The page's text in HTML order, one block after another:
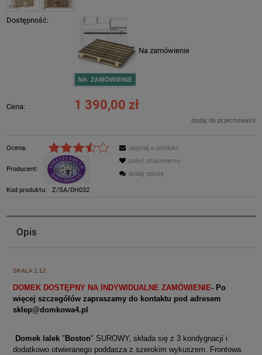
Dostępność:
Na zamówienie
Cena: 1 390,00 zł
dodaj do przechowalni
Ocena:
Producent:
Kod produktu: Z/SA/DH032
zapytaj o produkt
poleć znajomemu
dodaj opinię
Opis
SKALA 1:12
DOMEK DOSTĘPNY NA INDYWIDUALNE ZAMÓWIENIE- Po
więcej szczegółów zapraszamy do kontaktu pod adresem
sklep@domkowa4.pl
Domek lalek " Boston" SUROWY, składa się z 3 kondygnacji i
dodatkowo otwieranego poddasza z szerokim wykuszem. Frontowa